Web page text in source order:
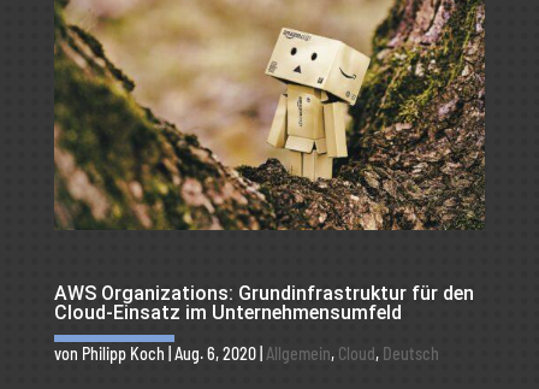
AWS Organizations: Grundinfrastruktur für den
Cloud-Einsatz im Unternehmensumfeld
von Philipp Koch Aug. 6, 2020| Allgemein, Cloud, Deutsch